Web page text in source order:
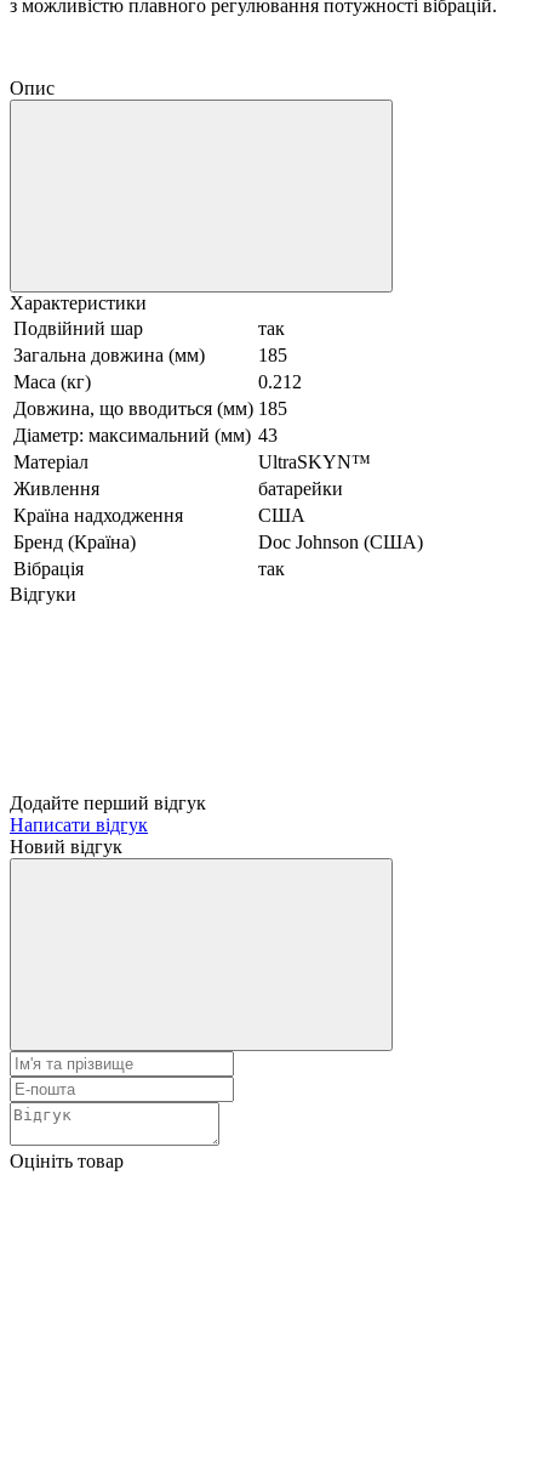
з можливістю плавного регулювання потужності вібрацій.
Опис
Характеристики
Подвійний шар
так
Загальна довжина (мм)
185
Маса (кг)
0.212
Довжина, що вводиться (мм) 185
Діаметр: максимальний (мм) 43
Матеріал
UltraSKYN™
Живлення
батарейки
Країна надходження
США
Бренд (Країна)
Doc Johnson (США)
Вібрація
так
Відгуки
Додайте перший відгук
Написати відгук
Новий відгук
Оцініть товар